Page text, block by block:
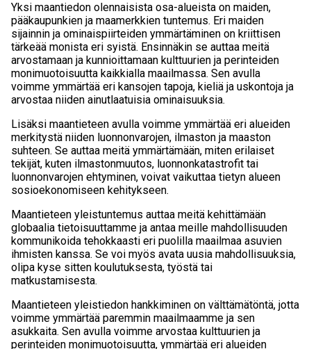
Yksi maantiedon olennaisista osa-alueista on maiden,
pääkaupunkien ja maamerkkien tuntemus. Eri maiden
sijainnin ja ominaispiirteiden ymmärtäminen on kriittisen
tärkeää monista eri syistä. Ensinnäkin se auttaa meitä
arvostamaan ja kunnioittamaan kulttuurien ja perinteiden
monimuotoisuutta kaikkialla maailmassa. Sen avulla
voimme ymmärtää eri kansojen tapoja, kieliä ja uskontoja ja
arvostaa niiden ainutlaatuisia ominaisuuksia.
Lisäksi maantieteen avulla voimme ymmärtää eri alueiden
merkitystä niiden luonnonvarojen, ilmaston ja maaston
suhteen. Se auttaa meitä ymmärtämään, miten erilaiset
tekijät, kuten ilmastonmuutos, luonnonkatastrofit tai
luonnonvarojen ehtyminen, voivat vaikuttaa tietyn alueen
sosioekonomiseen kehitykseen.
Maantieteen yleistuntemus auttaa meitä kehittämään
globaalia tietoisuuttamme ja antaa meille mahdollisuuden
kommunikoida tehokkaasti eri puolilla maailmaa asuvien
ihmisten kanssa. Se voi myös avata uusia mahdollisuuksia,
olipa kyse sitten koulutuksesta, työstä tai
matkustamisesta.
Maantieteen yleistiedon hankkiminen on välttämätöntä, jotta
voimme ymmärtää paremmin maailmaamme ja sen
asukkaita. Sen avulla voimme arvostaa kulttuurien ja
perinteiden monimuotoisuutta, ymmärtää eri alueiden